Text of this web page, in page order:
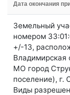
Дата окончания
Земельный
номером
+/-13,
Владимирская
МО город
поселение), г.
Виды